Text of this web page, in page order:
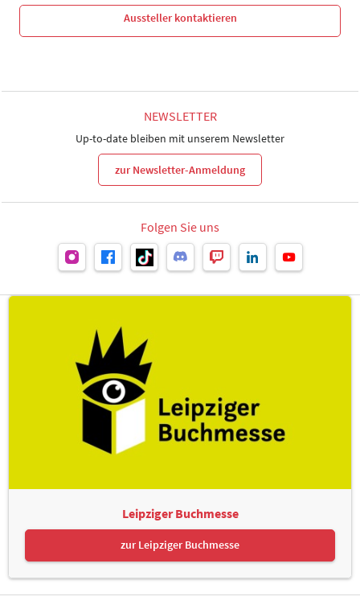
Aussteller kontaktieren
NEWSLETTER
Up-to-date bleiben mit unserem Newsletter
zur Newsletter-Anmeldung
Folgen Sie uns
Leipziger Buchmesse
zur Leipziger Buchmesse